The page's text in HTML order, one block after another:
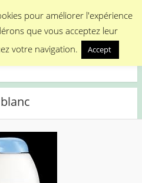
pour améliorer l'expérience
que vous acceptez leur
votre navigation.
Accept